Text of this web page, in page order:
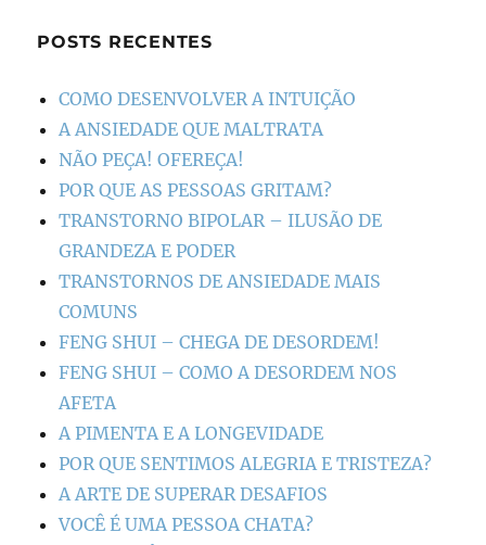
POSTS RECENTES
COMO DESENVOLVER A INTUIÇÃO
A ANSIEDADE QUE MALTRATA
NÃO PEÇA! OFEREÇA!
POR QUE AS PESSOAS GRITAM?
TRANSTORNO BIPOLAR – ILUSÃO DE
GRANDEZA E PODER
TRANSTORNOS DE ANSIEDADE MAIS
COMUNS
FENG SHUI – CHEGA DE DESORDEM!
FENG SHUI – COMO A DESORDEM NOS
AFETA
A PIMENTA E A LONGEVIDADE
POR QUE SENTIMOS ALEGRIA E TRISTEZA?
A ARTE DE SUPERAR DESAFIOS
VOCÊ É UMA PESSOA CHATA?